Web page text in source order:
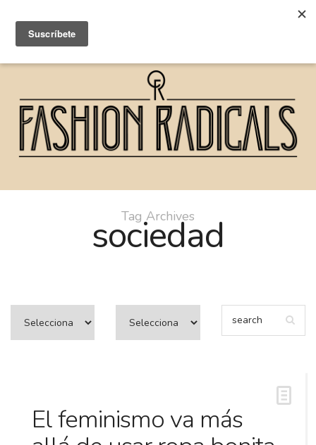
Tag Archives
sociedad
El feminismo va más